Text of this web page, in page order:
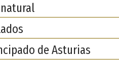
de Asturias